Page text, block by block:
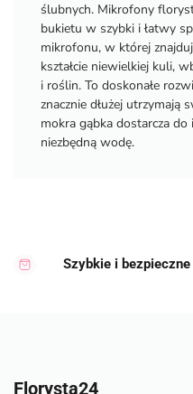
ślubnych. Mikrofony
bukietu w szybki i łatwy
mikrofonu, w której
kształcie niewielkiej kuli,
i roślin. To doskonałe
znacznie dłużej utrzymają
mokra gąbka dostarcza do
niezbędną wodę.
Szybkie i
Florysta24